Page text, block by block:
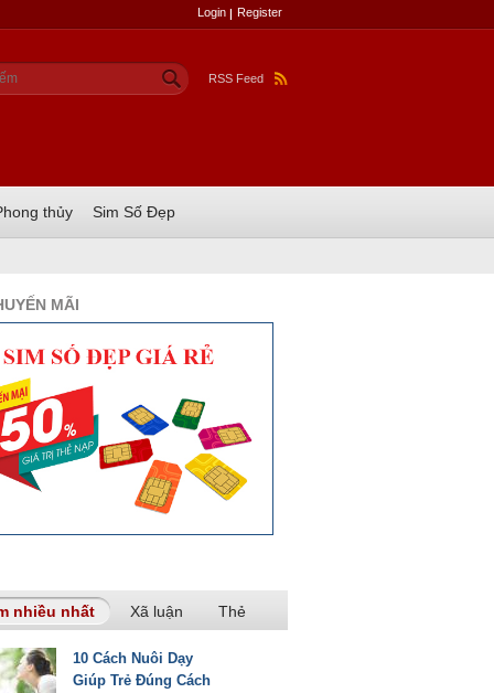
Login Register
RSS Feed
mẫu tìm kiếm
thủy Sim Số Đẹp
MÃI
nhiều nhất (tab hoạt động)
Xã luận Thẻ
10 Cách Nuôi Dạy
Giúp Trẻ Đúng Cách